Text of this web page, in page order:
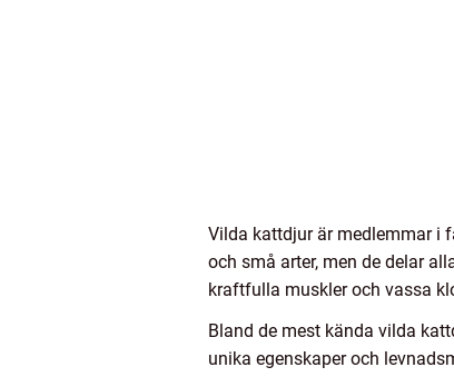
Vilda kattdjur är medlemmar i
och små arter, men de delar
kraftfulla muskler och vassa
Bland de mest kända vilda
unika egenskaper och